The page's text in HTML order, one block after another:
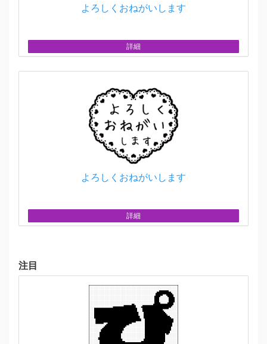
よろしくおねがいします
詳細
よろしくおねがいします
詳細
注目